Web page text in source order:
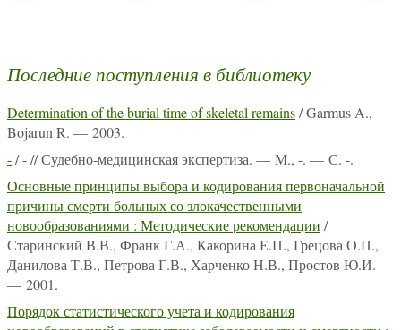
Последние поступления в библиотеку
Determination of the burial time of skeletal remains/ Garmus A.,
Bojarun R. — 2003.
-/ - // Судебно-медицинская экспертиза. — М., -. — С. -.
Основные принципы выбора и кодирования первоначальной
причины смерти больных со злокачественными
новообразованиями : Методические рекомендации /
Старинский В.В., Франк Г.А., Какорина Е.П., Грецова О.П.,
Данилова Т.В., Петрова Г.В., Харченко Н.В., Простов Ю.И.
— 2001.
Порядок статистического учета и кодирования